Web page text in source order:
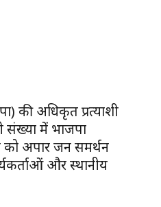
की अधिकृत प्रत्याशी
संख्या में भाजपा
को अपार जन समर्थन
और स्थानीय